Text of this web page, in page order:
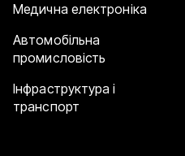
Медична електроніка
Автомобільна
промисловість
Інфраструктура і
транспорт